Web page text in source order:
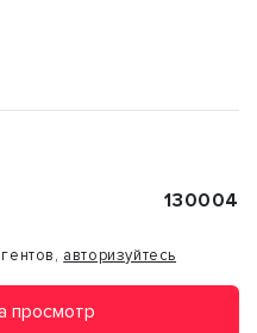
130004
авторизуйтесь
просмотр